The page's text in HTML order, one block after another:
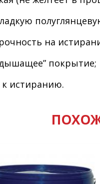
на
покрытие;
к истиранию.